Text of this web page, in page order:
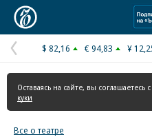
Предыдущая
страница
$ 82,16 € 94,83 ¥
Оставаясь на сайте, вы соглашаетесь с
куки
Все о театре